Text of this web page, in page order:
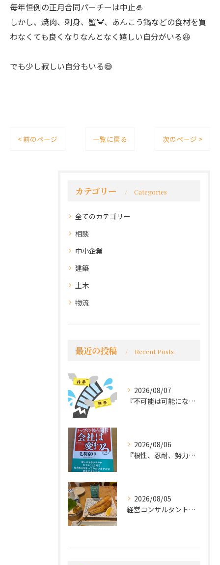
毎年恒例の正月合同パーチーは中止🎍
しかし、焼肉、刺身、蟹🦀、あんこう鍋などの食材を買
わなくても良くなりなんとなく嬉しい自分がいる😆
でも少し寂しい自分もいる😅
< 前のページ 一覧に戻る 次のページ >
カテゴリー Categories
全てのカテゴリー
相談
中小企業
建築
土木
物流
最近の投稿 Recent Posts
2026/08/07
『不可能は可能になる』
2026/08/06
『根性、忍耐、努力という言葉は死語なのか』
2026/08/05
経営コンサルタントのモーちゃん・毛利京申です。